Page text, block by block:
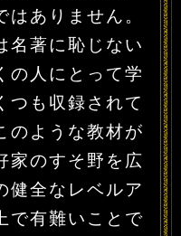
はありません。
名著に恥じない
の人にとって学
つも収録されて
のような教材が
家のすそ野を広
健全なレベルア
で有難いことで